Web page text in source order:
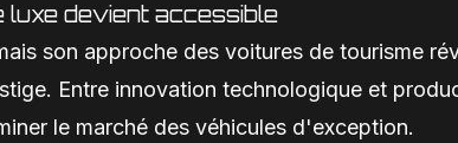
luxe devient accessible
son approche des voitures de tourisme
Entre innovation technologique et
le marché des véhicules d'exception.